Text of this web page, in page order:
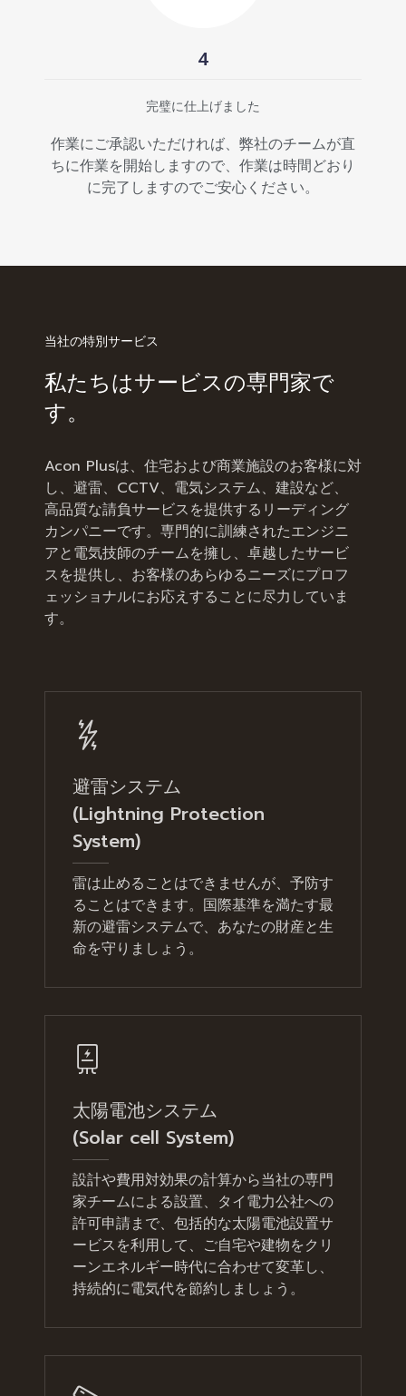
4
完璧に仕上げました
作業にご承認いただければ、弊社のチームが直
ちに作業を開始しますので、作業は時間どおり
に完了しますのでご安心ください。
当社の特別サービス
私たちはサービスの専門家で
す。
Acon Plusは、住宅および商業施設のお客様に対
し、避雷、CCTV、電気システム、建設など、
高品質な請負サービスを提供するリーディング
カンパニーです。専門的に訓練されたエンジニ
アと電気技師のチームを擁し、卓越したサービ
スを提供し、お客様のあらゆるニーズにプロフ
ェッショナルにお応えすることに尽力していま
す。
避雷システム
(Lightning Protection
System)
雷は止めることはできませんが、予防す
ることはできます。国際基準を満たす最
新の避雷システムで、あなたの財産と生
命を守りましょう。
太陽電池システム
(Solar cell System)
設計や費用対効果の計算から当社の専門
家チームによる設置、タイ電力公社への
許可申請まで、包括的な太陽電池設置サ
ービスを利用して、ご自宅や建物をクリ
ーンエネルギー時代に合わせて変革し、
持続的に電気代を節約しましょう。